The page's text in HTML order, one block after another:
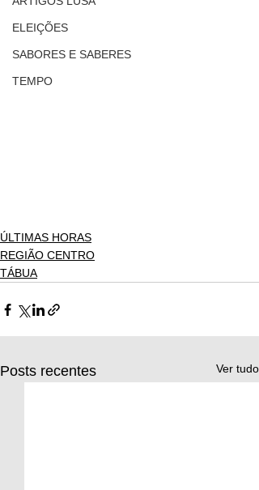
ELEIÇÕES
SABORES E SABERES
TEMPO
ÚLTIMAS HORAS
REGIÃO CENTRO
TÁBUA
Posts recentes Ver tudo